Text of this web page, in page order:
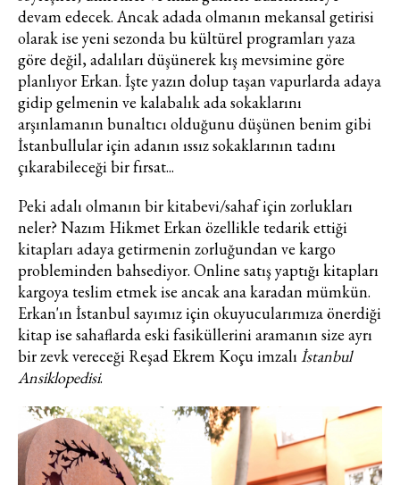
devam edecek. Ancak adada olmanın mekansal getirisi
olarak ise yeni sezonda bu kültürel programları yaza
göre değil, adalıları düşünerek kış mevsimine göre
planlıyor Erkan. İşte yazın dolup taşan vapurlarda adaya
gidip gelmenin ve kalabalık ada sokaklarını
arşınlamanın bunaltıcı olduğunu düşünen benim gibi
İstanbullular için adanın ıssız sokaklarının tadını
çıkarabileceği bir fırsat...
Peki adalı olmanın bir kitabevi/sahaf için zorlukları
neler? Nazım Hikmet Erkan özellikle tedarik ettiği
kitapları adaya getirmenin zorluğundan ve kargo
probleminden bahsediyor. Online satış yaptığı kitapları
kargoya teslim etmek ise ancak ana karadan mümkün.
Erkan'ın İstanbul sayımız için okuyucularımıza önerdiği
kitap ise sahaflarda eski fasiküllerini aramanın size ayrı
bir zevk vereceği Reşad Ekrem Koçu imzalıİstanbul
Ansiklopedisi.